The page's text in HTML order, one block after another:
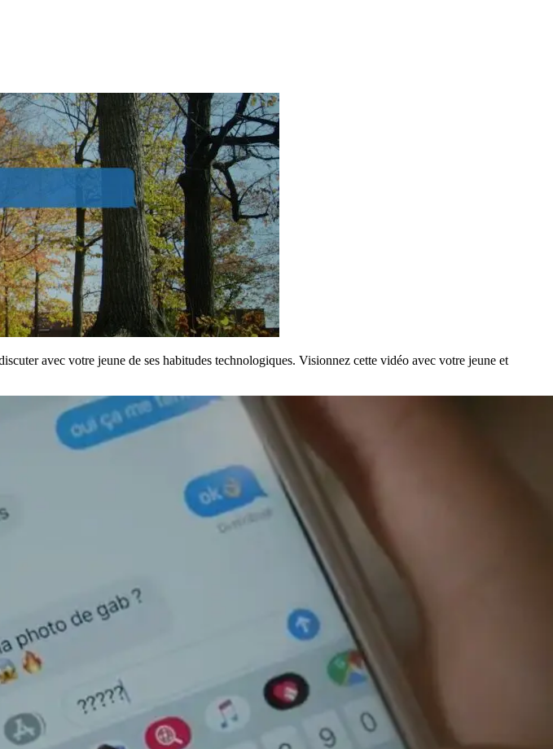
avec votre jeune de ses habitudes technologiques. Visionnez cette vidéo avec votre jeune et